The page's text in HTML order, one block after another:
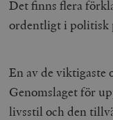
Det finns flera
ordentligt i politisk
En av de viktigaste
Genomslaget för
livsstil och den